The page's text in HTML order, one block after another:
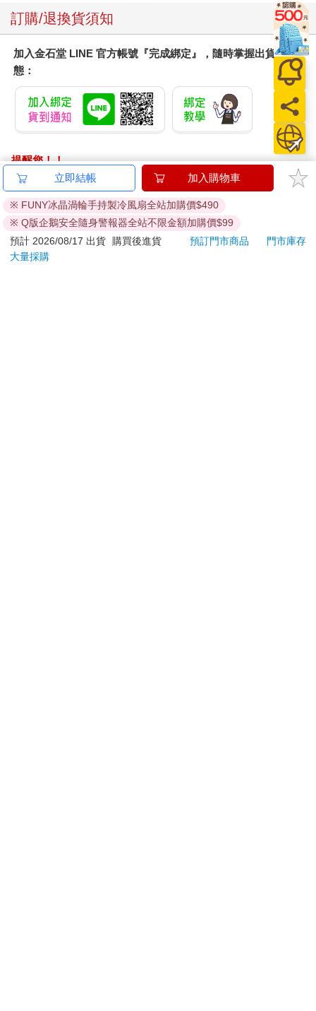
訂購/退換貨須知
加入金石堂 LINE 官方帳號『完成綁定』，隨時掌握出貨動
態：
提醒您！！
金石堂及銀行均不會請您操作ATM! 如接獲電話要求您前往
ATM提款機，請不要聽從指示，以免受騙上當！
退換貨須知：
**提醒您，鑑賞期不等於試用期，退回商品須為全新狀態**
依據「消費者保護法」第19條及行政院消費者保護處公告之
立即結帳 加入購物車
※ FUNY冰晶渦輪手持製冷風扇全站加購價$490
※ Q版企鵝安全隨身警報器全站不限金額加購價$99
預計 2026/08/17 出貨
購買後進貨 預訂門市商品
門市庫存
大量採購